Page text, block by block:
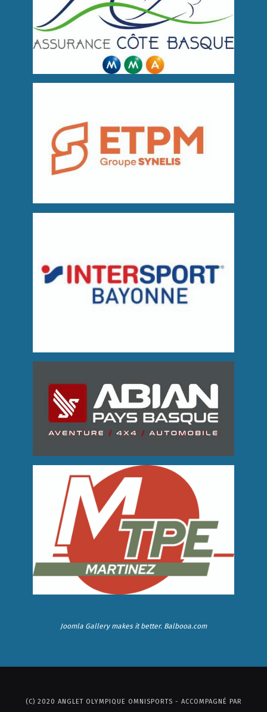
Joomla Gallerymakes it better. Balbooa.com
(C) 2020 ANGLET OLYMPIQUE OMNISPORTS - ACCOMPAGNÉ PAR